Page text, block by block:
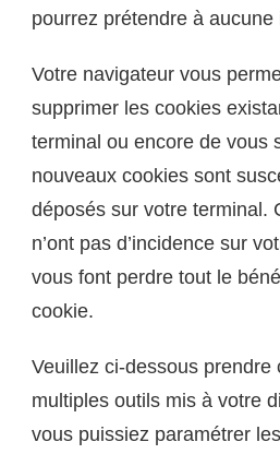
pourrez prétendre à
Votre navigateur vous
supprimer les cookies
terminal ou encore de vous
nouveaux cookies sont
déposés sur votre terminal.
n’ont pas d’incidence sur
vous font perdre tout le
cookie.
Veuillez ci-dessous prendre
multiples outils mis à votre
vous puissiez paramétrer